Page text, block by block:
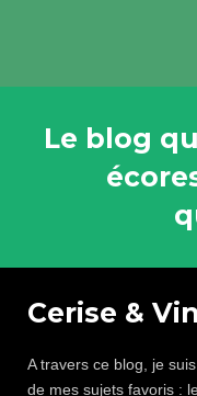
Le blog
Cerise &
A travers ce blog, je
de mes sujets favoris :